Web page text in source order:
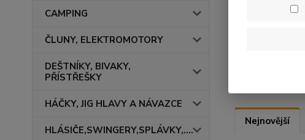
CAMPING
ČLUNY, ELEKTROMOTORY
DEŠTNÍKY, BIVAKY,
PŘÍSTŘEŠKY
HÁČKY, JIG HLAVY A NÁVAZCE
HLÁSIČE,SWINGERY,SPLÁVKY,....
Nejnovější